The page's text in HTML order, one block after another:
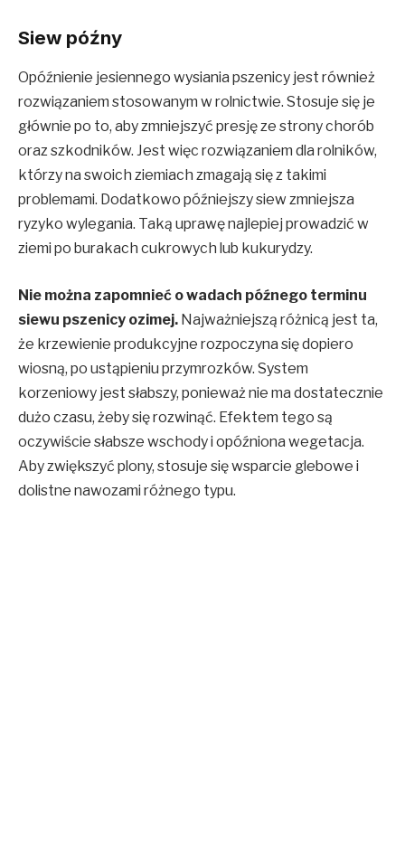
Siew późny
Opóźnienie jesiennego wysiania pszenicy jest również
rozwiązaniem stosowanym w rolnictwie. Stosuje się je
głównie po to, aby zmniejszyć presję ze strony chorób
oraz szkodników. Jest więc rozwiązaniem dla rolników,
którzy na swoich ziemiach zmagają się z takimi
problemami. Dodatkowo późniejszy siew zmniejsza
ryzyko wylegania. Taką uprawę najlepiej prowadzić w
ziemi po burakach cukrowych lub kukurydzy.
Nie można zapomnieć o wadach późnego terminu
siewu pszenicy ozimej. Najważniejszą różnicą jest ta,
że krzewienie produkcyjne rozpoczyna się dopiero
wiosną, po ustąpieniu przymrozków. System
korzeniowy jest słabszy, ponieważ nie ma dostatecznie
dużo czasu, żeby się rozwinąć. Efektem tego są
oczywiście słabsze wschody i opóźniona wegetacja.
Aby zwiększyć plony, stosuje się wsparcie glebowe i
dolistne nawozami różnego typu.